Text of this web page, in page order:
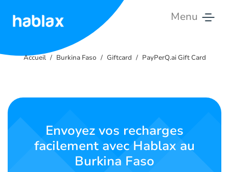
Menu
Tarifs
Contactez-
nous
Accueil Burkina Faso Giftcard PayPerQ.ai Gift Card
Envoyez vos recharges
facilement avec Hablax au
Burkina Faso